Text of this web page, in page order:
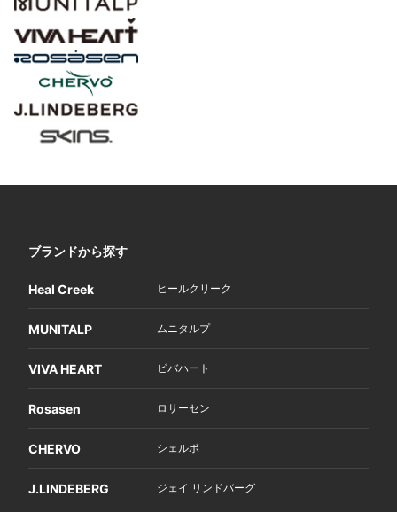
ブランドから探す
Heal Creek ヒールクリーク
MUNITALP ムニタルプ
VIVA HEART ビバハート
Rosasen ロサーセン
CHERVO シェルボ
J.LINDEBERG ジェイ リンドバーグ